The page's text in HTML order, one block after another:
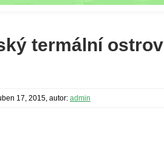
termální
17, 2015, autor: admin